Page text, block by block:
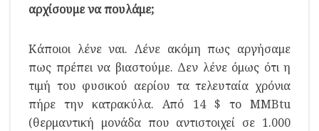
αρχίσουμε να πουλάμε;
Κάποιοι λένε ναι. Λένε ακόμη πως αργήσαμε
πως πρέπει να βιαστούμε. Δεν λένε όμως ότι η
τιμή του φυσικού αερίου τα τελευταία χρόνια
πήρε την κατρακύλα. Από 14 $ το MMBtu
(θερμαντική μονάδα που αντιστοιχεί σε 1.000